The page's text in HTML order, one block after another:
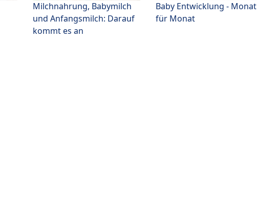
Milchnahrung, Babymilch
und Anfangsmilch: Darauf
kommt es an
Baby Entwicklung - Monat
für Monat